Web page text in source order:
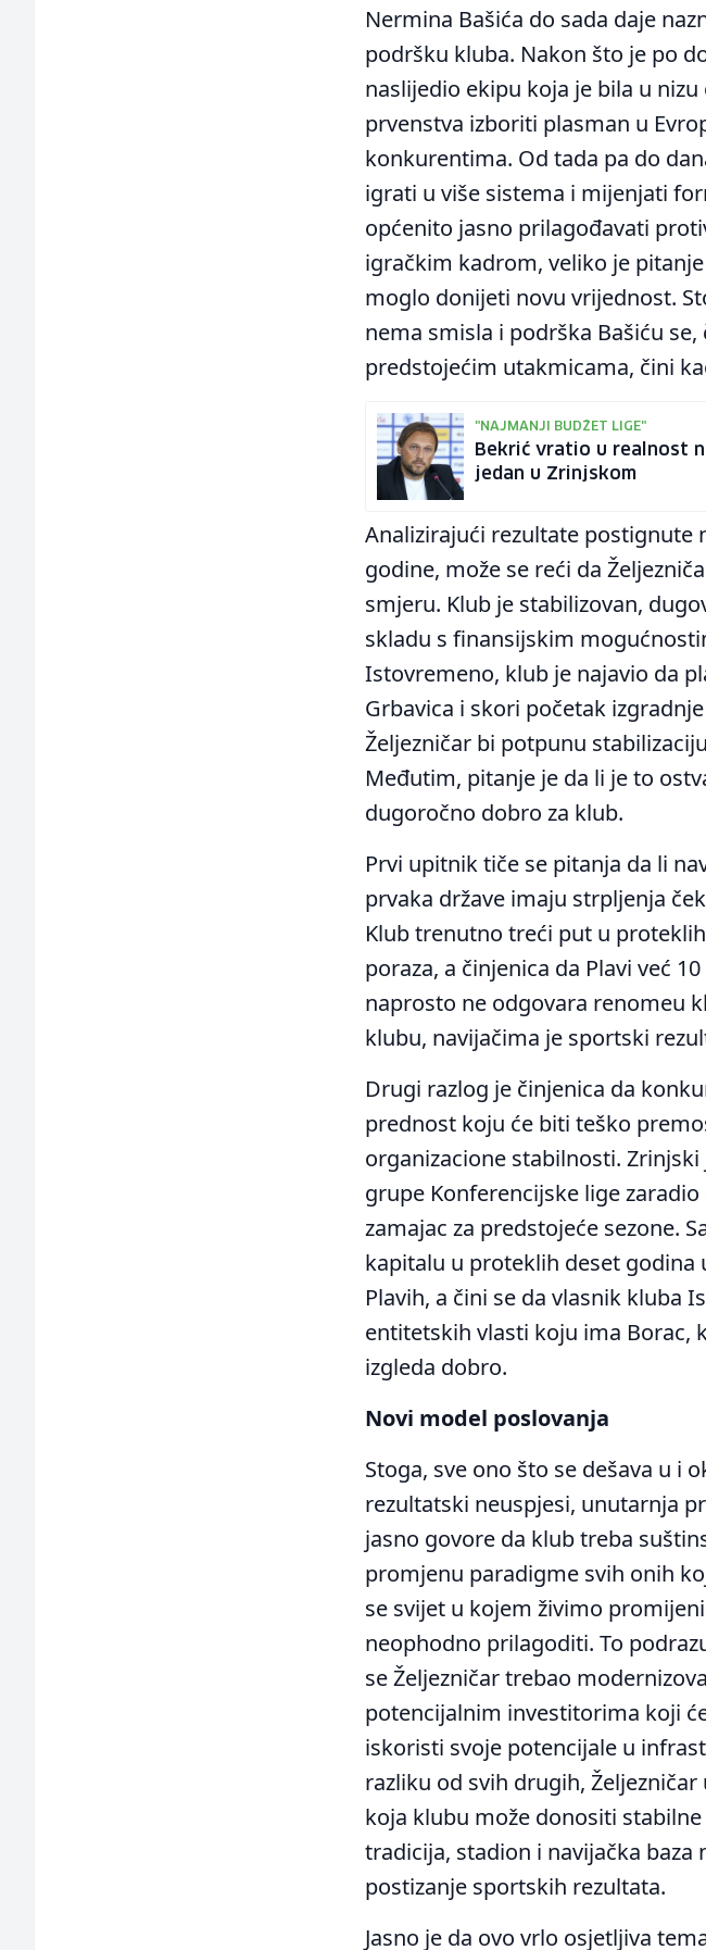
Nermina Bašića do sada daje
podršku kluba. Nakon što je po
naslijedio ekipu koja je bila u
prvenstva izboriti plasman u
konkurentima. Od tada pa do
igrati u više sistema i mijenjati
općenito jasno prilagođavati
igračkim kadrom, veliko je
moglo donijeti novu vrijednost.
nema smisla i podrška Bašiću
predstojećim utakmicama, čini
"NAJMANJI BUDŽET LIGE"
Bekrić vratio u realnost
jedan u Zrinjskom
Analizirajući rezultate postignute
godine, može se reći da
smjeru. Klub je stabilizovan,
skladu s finansijskim
Istovremeno, klub je najavio da
Grbavica i skori početak
Željezničar bi potpunu
Međutim, pitanje je da li je to
dugoročno dobro za klub.
Prvi upitnik tiče se pitanja da li
prvaka države imaju strpljenja
Klub trenutno treći put u
poraza, a činjenica da Plavi već
naprosto ne odgovara renomeu
klubu, navijačima je sportski
Drugi razlog je činjenica da
prednost koju će biti teško
organizacione stabilnosti.
grupe Konferencijske lige
zamajac za predstojeće sezone.
kapitalu u proteklih deset godina
Plavih, a čini se da vlasnik kluba
entitetskih vlasti koju ima Borac,
izgleda dobro.
Novi model poslovanja
Stoga, sve ono što se dešava u i
rezultatski neuspjesi, unutarnja
jasno govore da klub treba
promjenu paradigme svih onih
se svijet u kojem živimo
neophodno prilagoditi. To
se Željezničar trebao
potencijalnim investitorima koji
iskoristi svoje potencijale u
razliku od svih drugih,
koja klubu može donositi
tradicija, stadion i navijačka
postizanje sportskih rezultata.
Jasno je da ovo vrlo osjetljiva